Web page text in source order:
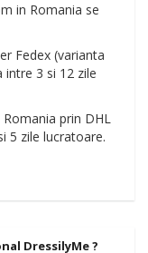
in Romania se
Fedex (varianta
3 si 12 zile
prin DHL
5 zile lucratoare.
DressilyMe ?